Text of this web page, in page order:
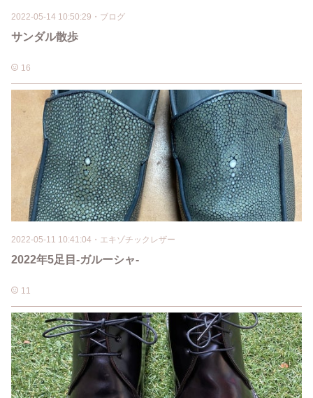
2022-05-14 10:50:29 ・ ブログ
サンダル散歩
16
2022-05-11 10:41:04 ・ エキゾチックレザー
2022年5足目-ガルーシャ-
11